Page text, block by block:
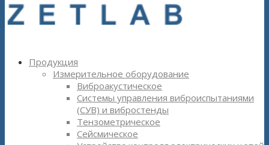
Продукция
Измерительное оборудование
Виброакустическое
Системы управления виброиспытаниями
(СУВ) и вибростенды
Тензометрическое
Сейсмическое